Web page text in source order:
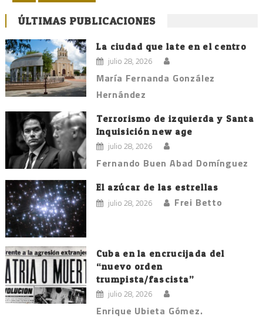
de
entradas
ÚLTIMAS PUBLICACIONES
La ciudad que late en el centro
julio 28, 2026
María Fernanda González
Hernández
Terrorismo de izquierda y Santa
Inquisición new age
julio 28, 2026
Fernando Buen Abad Domínguez
El azúcar de las estrellas
julio 28, 2026 Frei Betto
Cuba en la encrucijada del
“nuevo orden
trumpista/fascista”
julio 28, 2026
Enrique Ubieta Gómez.